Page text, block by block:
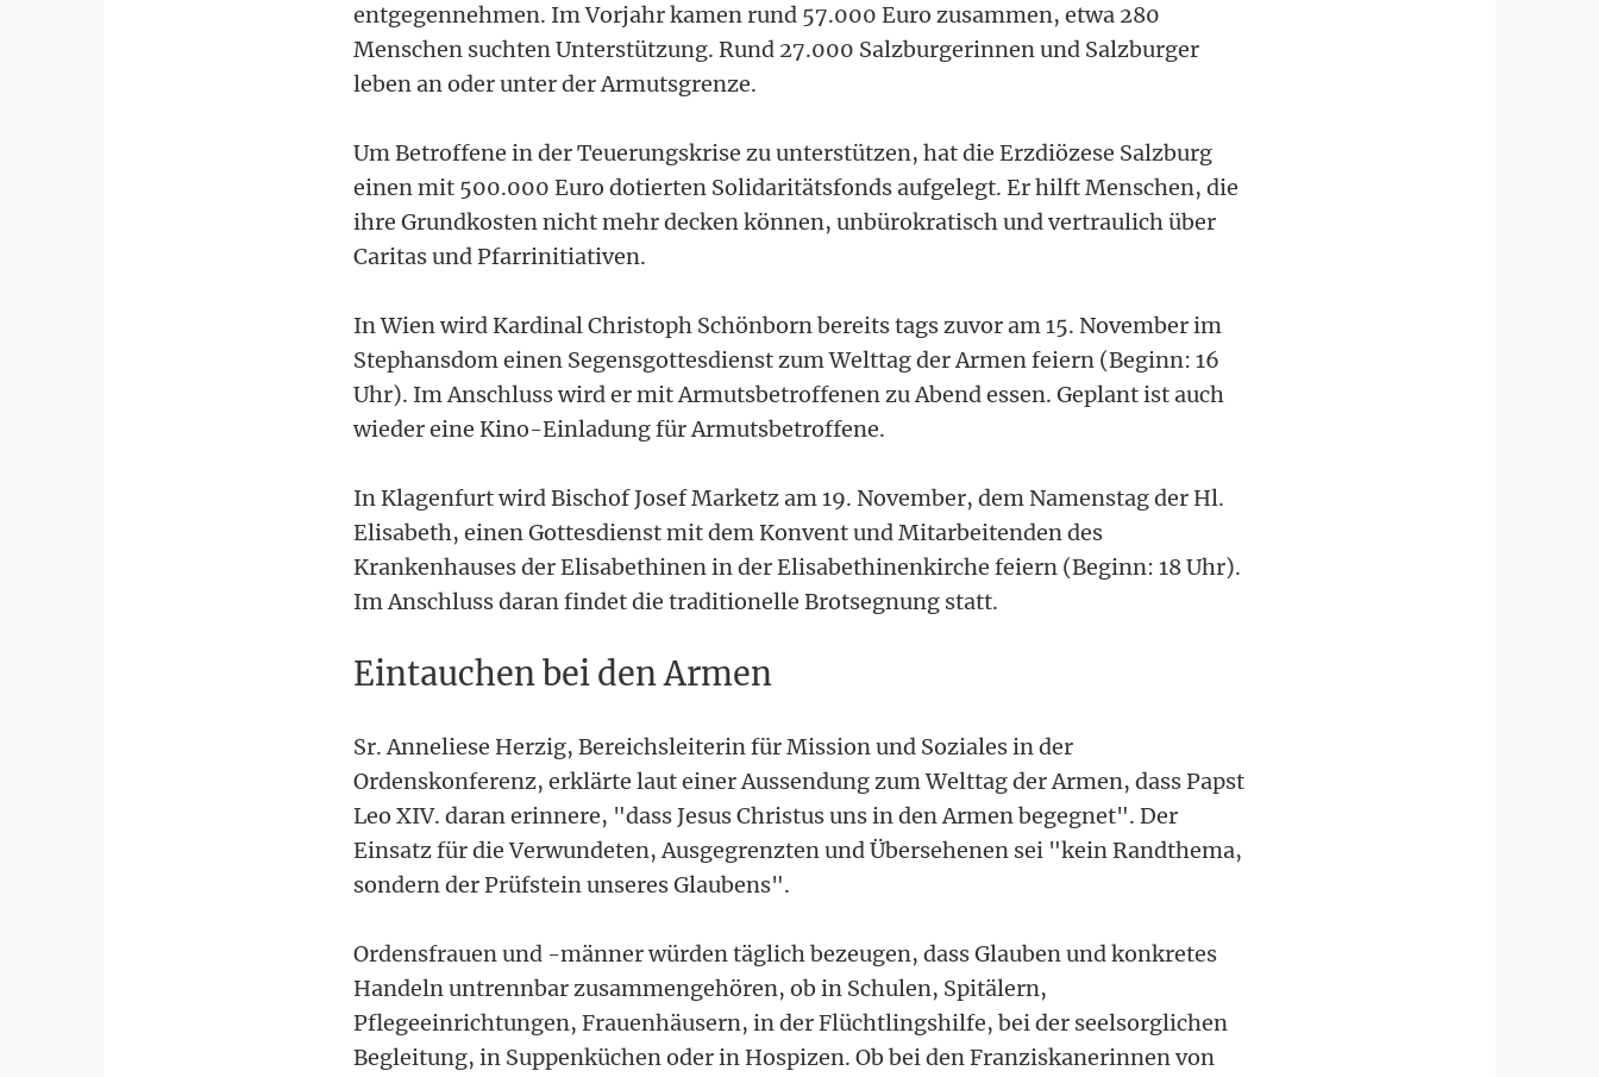
entgegennehmen. Im Vorjahr kamen rund 57.000 Euro zusammen, etwa 280
Menschen suchten Unterstützung. Rund 27.000 Salzburgerinnen und Salzburger
leben an oder unter der Armutsgrenze.
Um Betroffene in der Teuerungskrise zu unterstützen, hat die Erzdiözese Salzburg
einen mit 500.000 Euro dotierten Solidaritätsfonds aufgelegt. Er hilft Menschen, die
ihre Grundkosten nicht mehr decken können, unbürokratisch und vertraulich über
Caritas und Pfarrinitiativen.
In Wien wird Kardinal Christoph Schönborn bereits tags zuvor am 15. November im
Stephansdom einen Segensgottesdienst zum Welttag der Armen feiern (Beginn: 16
Uhr). Im Anschluss wird er mit Armutsbetroffenen zu Abend essen. Geplant ist auch
wieder eine Kino-Einladung für Armutsbetroffene.
In Klagenfurt wird Bischof Josef Marketz am 19. November, dem Namenstag der Hl.
Elisabeth, einen Gottesdienst mit dem Konvent und Mitarbeitenden des
Krankenhauses der Elisabethinen in der Elisabethinenkirche feiern (Beginn: 18 Uhr).
Im Anschluss daran findet die traditionelle Brotsegnung statt.
Eintauchen bei den Armen
Sr. Anneliese Herzig, Bereichsleiterin für Mission und Soziales in der
Ordenskonferenz, erklärte laut einer Aussendung zum Welttag der Armen, dass Papst
Leo XIV. daran erinnere, "dass Jesus Christus uns in den Armen begegnet". Der
Einsatz für die Verwundeten, Ausgegrenzten und Übersehenen sei "kein Randthema,
sondern der Prüfstein unseres Glaubens".
Ordensfrauen und -männer würden täglich bezeugen, dass Glauben und konkretes
Handeln untrennbar zusammengehören, ob in Schulen, Spitälern,
Pflegeeinrichtungen, Frauenhäusern, in der Flüchtlingshilfe, bei der seelsorglichen
Begleitung, in Suppenküchen oder in Hospizen. Ob bei den Franziskanerinnen von